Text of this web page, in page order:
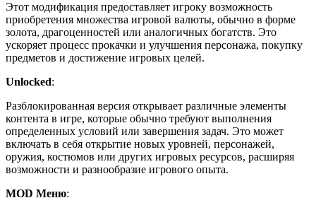
Этот модификация предоставляет игроку возможность
приобретения множества игровой валюты, обычно в форме
золота, драгоценностей или аналогичных богатств. Это
ускоряет процесс прокачки и улучшения персонажа, покупку
предметов и достижение игровых целей.
Unlocked:
Разблокированная версия открывает различные элементы
контента в игре, которые обычно требуют выполнения
определенных условий или завершения задач. Это может
включать в себя открытие новых уровней, персонажей,
оружия, костюмов или других игровых ресурсов, расширяя
возможности и разнообразие игрового опыта.
MOD Меню: